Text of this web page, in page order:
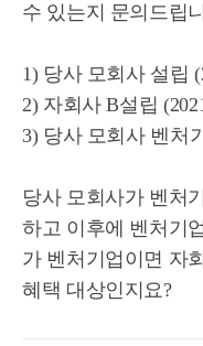
수 있는지 문의드립
1) 당사 모회사 설립
2) 자회사 B설립
3) 당사 모회사 벤처
당사 모회사가 벤처
하고 이후에 벤처기
가 벤처기업이면 자
혜택 대상인지요?